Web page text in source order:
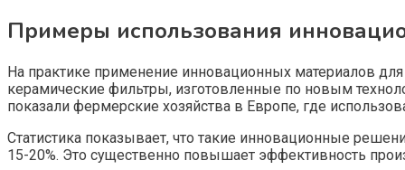
Примеры использования
На практике применение инновационных материалов
керамические фильтры, изготовленные по новым
показали фермерские хозяйства в Европе, где
Статистика показывает, что такие инновационные
15-20%. Это существенно повышает эффективность